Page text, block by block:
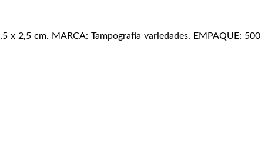
x 2,5 cm. MARCA: Tampografía variedades. EMPAQUE: 500